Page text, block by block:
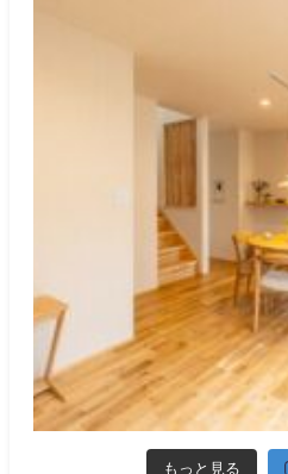
もっと見る